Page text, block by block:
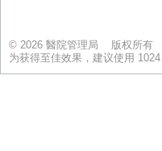
© 2026 醫院管理局 版权所有
为获得至佳效果，建议使用